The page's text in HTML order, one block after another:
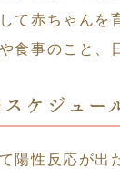
て赤ちゃんを
食事のこと、
ケジュー
陽性反応が出